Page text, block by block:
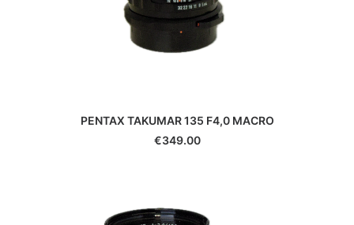
PENTAX TAKUMAR 135 F4,0 MACRO
€349.00